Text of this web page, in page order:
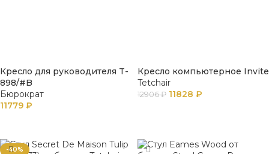
Кресло для руководителя T-
898/#B
Бюрократ
11779 ₽
Кресло компьютерное Invite
Tetchair
12906₽ 11828 ₽
-40%